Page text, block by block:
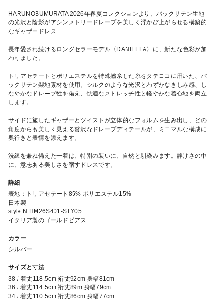
HARUNOBUMURATA 2026年春夏コレクションより、バックサテン生地
の光沢と陰影がアシンメトリードレープを美しく浮かび上がらせる構築的
なギャザードレス
長年愛され続けるロングセラーモデル〈DANIELLA〉に、新たな色彩が加
わりました。
トリアセテートとポリエステルを特殊撚糸した糸をタテヨコに用いた、バ
ックサテン梨地素材を使用。シルクのような光沢とわずかなきしみ感、し
なやかなドレープ性を備え、快適なストレッチ性と軽やかな着心地を両立
します。
サイドに施したギャザーとツイストが立体的なフォルムを生み出し、どの
角度からも美しく見える贅沢なドレープディテールが、ミニマルな構成に
奥行きと表情を添えます。
洗練を兼ね備えた一着は、特別の装いに、自然と馴染みます。静けさの中
に、意志ある美しさを宿すドレスです。
詳細
表地：トリアセテート85% ポリエステル15%
日本製
style N.HM26S401-STY05
イタリア製のゴールドピアス
カラー
シルバー
サイズと寸法
38 / 着丈118.5cm 裄丈92cm 身幅81cm
36 / 着丈114.5cm 裄丈89m 身幅79cm
34 / 着丈110.5cm 裄丈86cm 身幅77cm